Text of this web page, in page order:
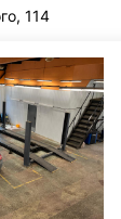
114